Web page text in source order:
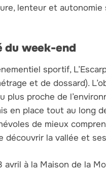
lenteur et
du week-end
sportif,
et de dossard).
proche de
en place tout au long
de mieux
découvrir la vallée et
à la Maison de la